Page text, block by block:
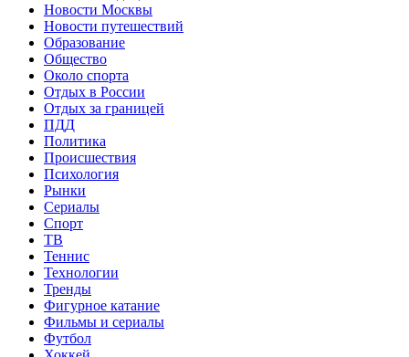
Новости Москвы
Новости путешествий
Образование
Общество
Около спорта
Отдых в России
Отдых за границей
ПДД
Политика
Происшествия
Психология
Рынки
Сериалы
Спорт
ТВ
Теннис
Технологии
Тренды
Фигурное катание
Фильмы и сериалы
Футбол